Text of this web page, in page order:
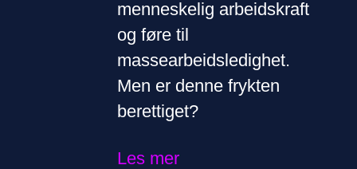
menneskelig arbeidskraft
og føre til
massearbeidsledighet.
Men er denne frykten
berettiget?
Les mer